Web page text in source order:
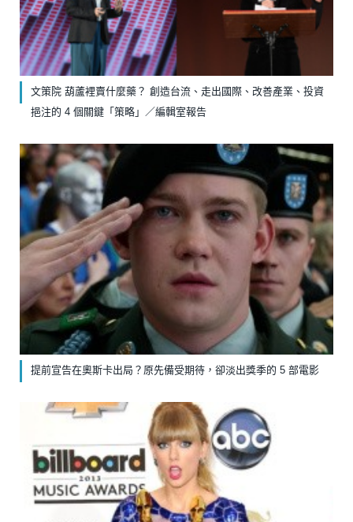
文策院 葫蘆裡賣什麼藥？ 創造台流、走出國際、改善產業、投資
挹注的 4 個關鍵「策略」／編輯室報告
提前宣告在奧斯卡出局？原先備受期待，卻淡出獎季的 5 部電影